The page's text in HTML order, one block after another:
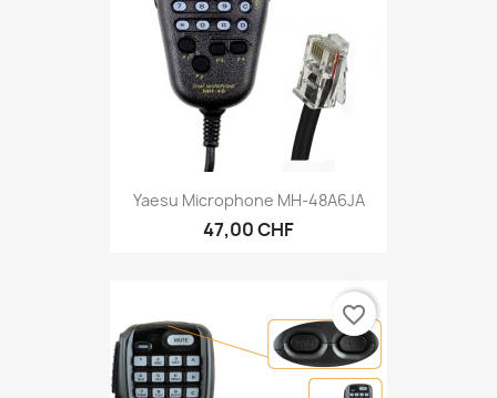
Yaesu Microphone MH-48A6JA
47,00 CHF
favorite_border